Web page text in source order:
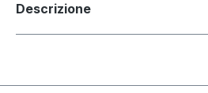
Descrizione